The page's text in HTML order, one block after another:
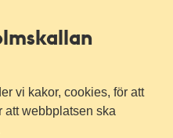
vi kakor, cookies, för att
att webbplatsen ska